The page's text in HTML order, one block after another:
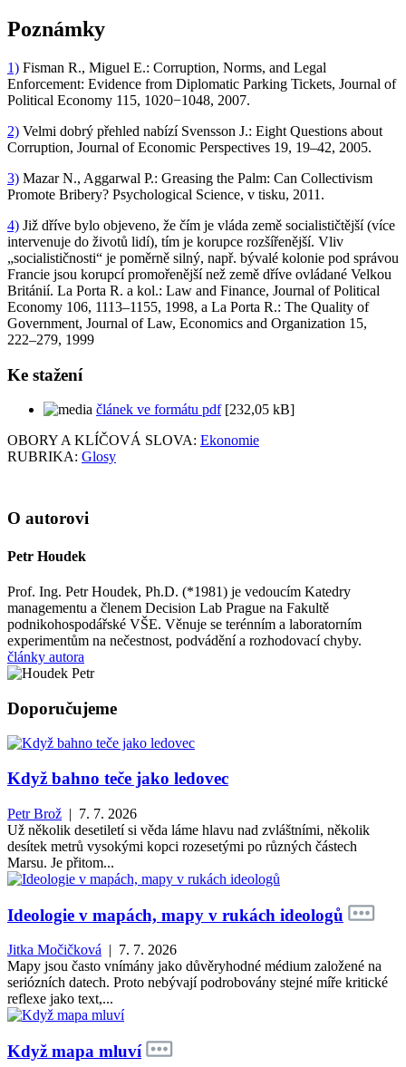
Poznámky
1) Fisman R., Miguel E.: Corruption, Norms, and Legal
Enforcement: Evidence from Diplomatic Parking Tickets, Journal of
Political Economy 115, 1020−1048, 2007.
2) Velmi dobrý přehled nabízí Svensson J.: Eight Questions about
Corruption, Journal of Economic Perspectives 19, 19–42, 2005.
3) Mazar N., Aggarwal P.: Greasing the Palm: Can Collectivism
Promote Bribery? Psychological Science, v tisku, 2011.
4) Již dříve bylo objeveno, že čím je vláda země socialističtější (více
intervenuje do životů lidí), tím je korupce rozšířenější. Vliv
„socialističnosti“ je poměrně silný, např. bývalé kolonie pod správou
Francie jsou korupcí promořenější než země dříve ovládané Velkou
Británií. La Porta R. a kol.: Law and Finance, Journal of Political
Economy 106, 1113–1155, 1998, a La Porta R.: The Quality of
Government, Journal of Law, Economics and Organization 15,
222–279, 1999
Ke stažení
článek ve formátu pdf[232,05 kB]
OBORY A KLÍČOVÁ SLOVA: Ekonomie
RUBRIKA: Glosy
O autorovi
Petr Houdek
Prof. Ing. Petr Houdek, Ph.D. (*1981) je vedoucím Katedry
managementu a členem Decision Lab Prague na Fakultě
podnikohospodářské VŠE. Věnuje se terénním a laboratorním
experimentům na nečestnost, podvádění a rozhodovací chyby.
články autora
Doporučujeme
Když bahno teče jako ledovec
Petr Brož | 7. 7. 2026
Už několik desetiletí si věda láme hlavu nad zvláštními, několik
desítek metrů vysokými kopci rozesetými po různých částech
Marsu. Je přitom...
Ideologie v mapách, mapy v rukách ideologů
Jitka Močičková | 7. 7. 2026
Mapy jsou často vnímány jako důvěryhodné médium založené na
seriózních datech. Proto nebývají podrobovány stejné míře kritické
reflexe jako text,...
Když mapa mluví